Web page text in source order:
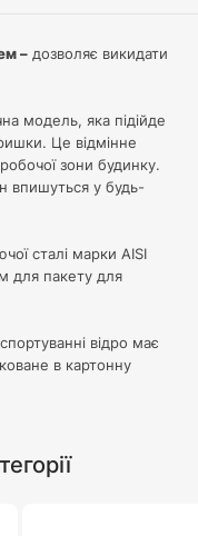
– дозволяє викидати
модель, яка підійде
Це відмінне
зони будинку.
впишуться у будь-
сталі марки AISI
для пакету для
відро має
в картонну